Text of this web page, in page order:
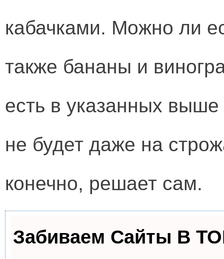
кабачками. Можно ли
также бананы и
есть в указанных выше
не будет даже на
конечно, решает сам.
Забиваем Сайты В